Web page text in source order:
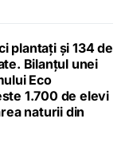
plantați și 134 de
Bilanțul unei
Eco
1.700 de elevi
naturii din